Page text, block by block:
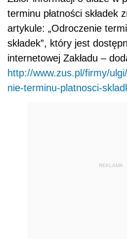
terminu płatności składek
artykule: „Odroczenie
składek”, który jest
internetowej Zakładu –
http://www.zus.pl/firmy/
nie-terminu-platnosci-
REKLAMA